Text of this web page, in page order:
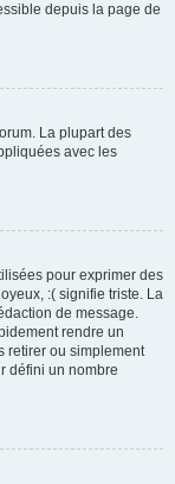
depuis la page de
La plupart des
avec les
pour exprimer des
:( signifie triste. La
de message.
rendre un
retirer ou simplement
défini un nombre